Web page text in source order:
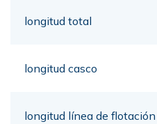
longitud total
longitud casco
longitud línea de flotación